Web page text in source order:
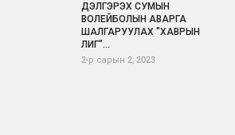
ДЭЛГЭРЭХ СУМЫН
ВОЛЕЙБОЛЫН АВАРГА
ШАЛГАРУУЛАХ "ХАВРЫН
ЛИГ"...
2-р сарын 2, 2023